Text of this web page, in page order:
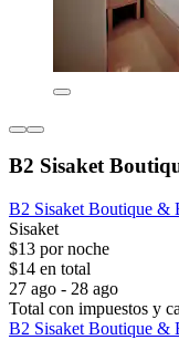
B2 Sisaket
B2 Sisaket Boutique &
Sisaket
$13 por noche
$14 en total
27 ago - 28 ago
Total con impuestos y
B2 Sisaket Boutique &